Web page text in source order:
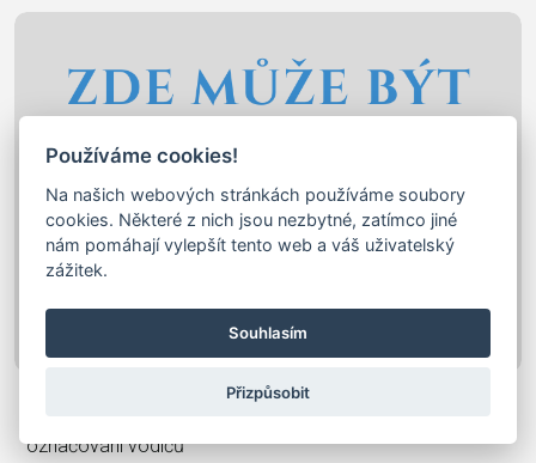
Označování Vodičů
označování vodičů
Používáme cookies!
Na našich webových stránkách používáme soubory
cookies. Některé z nich jsou nezbytné, zatímco jiné
nám pomáhají vylepšít tento web a váš uživatelský
zážitek.
Souhlasím
Přizpůsobit